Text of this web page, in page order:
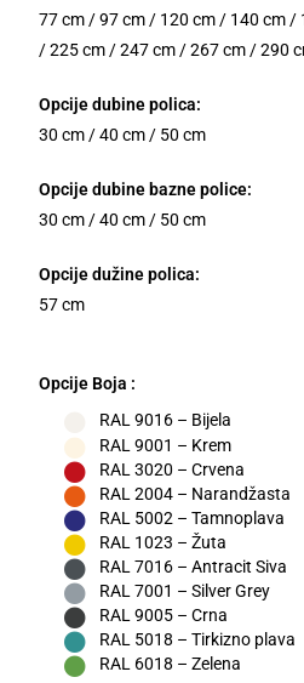
77 cm / 97 cm / 120 cm / 140 cm /
/ 225 cm / 247 cm / 267 cm / 290
Opcije dubine polica:
30 cm / 40 cm / 50 cm
Opcije dubine bazne police:
30 cm / 40 cm / 50 cm
Opcije dužine polica:
57 cm
Opcije Boja :
RAL 9016 – Bijela
RAL 9001 – Krem
RAL 3020 – Crvena
RAL 2004 – Narandžasta
RAL 5002 – Tamnoplava
RAL 1023 – Žuta
RAL 7016 – Antracit Siva
RAL 7001 – Silver Grey
RAL 9005 – Crna
RAL 5018 – Tirkizno plava
RAL 6018 – Zelena